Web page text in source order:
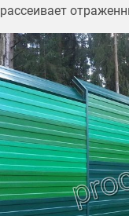
рассеивает